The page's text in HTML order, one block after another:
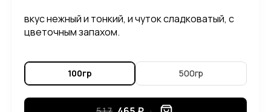
вкус нежный и тонкий, и чуток сладковатый, с
цветочным запахом.
100гр 500гр